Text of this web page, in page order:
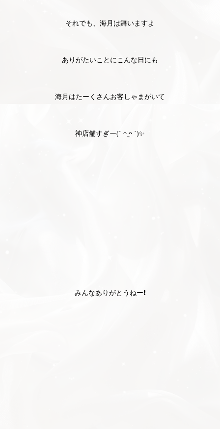
それでも、海月は舞いますよ
ありがたいことにこんな日にも
海月はたーくさんお客しゃまがいて
神店舗すぎー(´ ᴖ ̫ᴖ `)✨️
みんなありがとうねー❗️